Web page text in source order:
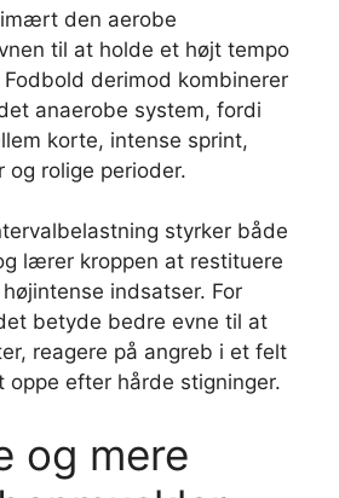
den aerobe
til at holde et højt tempo
derimod kombinerer
anaerobe system, fordi
korte, intense sprint,
og rolige perioder.
styrker både
lærer kroppen at restituere
indsatser. For
betyde bedre evne til at
reagere på angreb i et felt
oppe efter hårde stigninger.
og mere